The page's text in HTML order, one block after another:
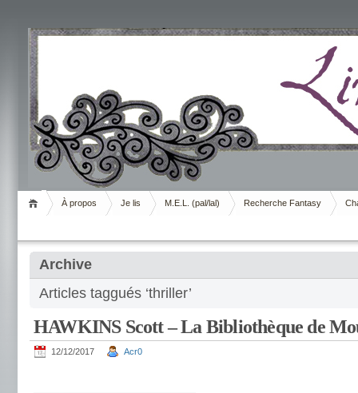
Livrement
À propos Je lis M.E.L. (pal/lal) Recherche Fantasy
Archive
Articles taggués ‘thriller’
HAWKINS Scott – La Bibliothèque de
12/12/2017 Acr0